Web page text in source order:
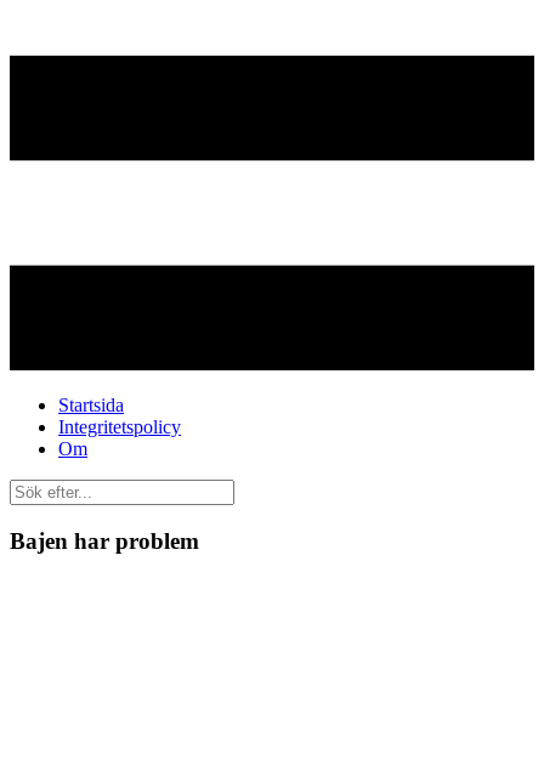
Startsida
Integritetspolicy
Om
Bajen har problem